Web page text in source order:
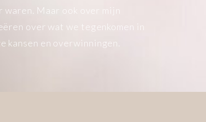
Maar ook over mijn
over wat we tegenkomen in
kansen en overwinningen.